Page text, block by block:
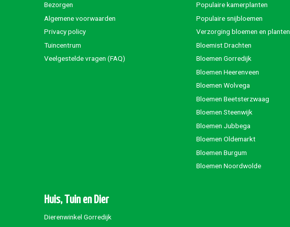
Bezorgen
Algemene voorwaarden
Privacy policy
Tuincentrum
Veelgestelde vragen (FAQ)
Populaire kamerplanten
Populaire snijbloemen
Verzorging bloemen en planten
Bloemist Drachten
Bloemen Gorredijk
Bloemen Heerenveen
Bloemen Wolvega
Bloemen Beetsterzwaag
Bloemen Steenwijk
Bloemen Jubbega
Bloemen Oldemarkt
Bloemen Burgum
Bloemen Noordwolde
Huis, Tuin en Dier
Dierenwinkel Gorredijk